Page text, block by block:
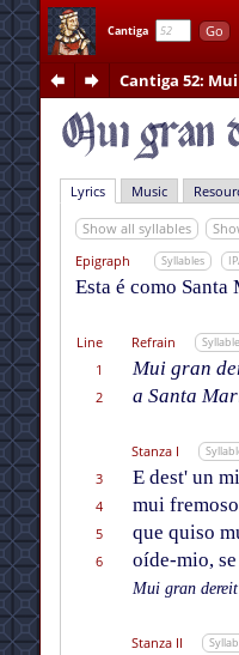
Cantiga Go
Cantiga 52:
Lyrics Music
Show all syllables
Epigraph
Syllables
Esta é como
Line Refrain
1
Mui gran
2
a Santa
Stanza I
3 E dest' un
4
mui
5
que quiso
6
oíde-mio,
Mui gran
Stanza II